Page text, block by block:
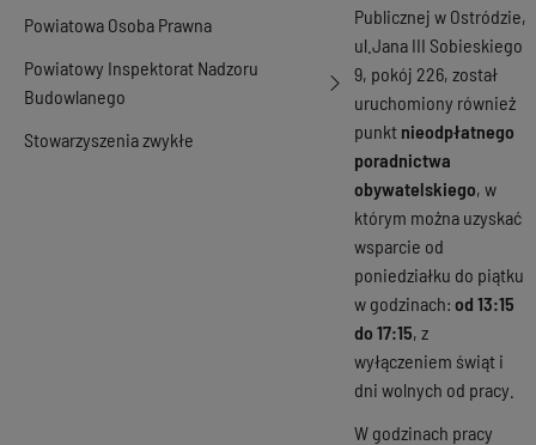
Powiatowa Osoba Prawna
Powiatowy Inspektorat Nadzoru
Budowlanego
Stowarzyszenia zwykłe
Publicznej w Ostródzie,
ul.Jana III Sobieskiego
9, pokój 226, został
uruchomiony również
punkt nieodpłatnego
poradnictwa
obywatelskiego, w
którym można uzyskać
wsparcie od
poniedziałku do piątku
w godzinach: od 13:15
do 17:15, z
wyłączeniem świąt i
dni wolnych od pracy.
W godzinach pracy